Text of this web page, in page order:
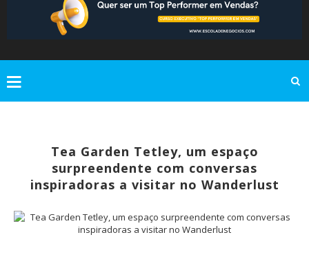
Tea Garden Tetley, um espaço
surpreendente com conversas
inspiradoras a visitar no Wanderlust